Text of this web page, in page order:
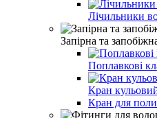
Лічильники
Запірна та
Поплавкові
Кран
Кран для